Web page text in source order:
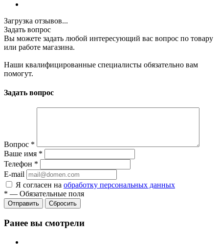
Загрузка отзывов...
Задать вопрос
Вы можете задать любой интересующий вас вопрос по товару
или работе магазина.
Наши квалифицированные специалисты обязательно вам
помогут.
Задать вопрос
Вопрос *
Ваше имя *
Телефон *
E-mail
Я согласен на обработку персональных данных
* — Обязательные поля
Сбросить
Ранее вы смотрели